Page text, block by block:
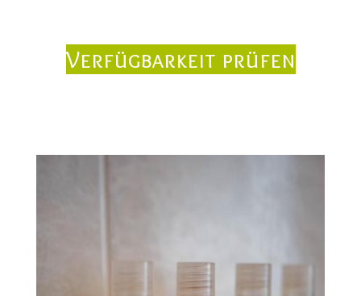
Verfügbarkeit prüfen